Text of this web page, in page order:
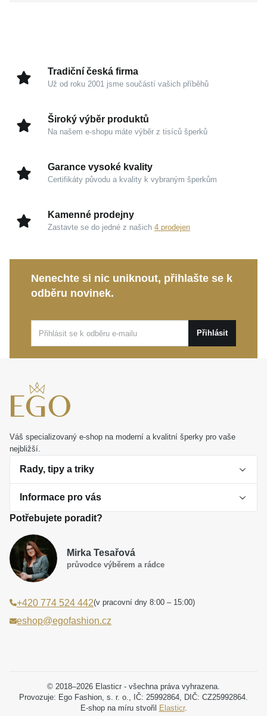
Tradiční česká firma
Už od roku 2001 jsme součástí vašich příběhů
Široký výběr produktů
Na našem e-shopu máte výběr z tisíců šperků
Garance vysoké kvality
Certifikáty původu a kvality k vybraným šperkům
Kamenné prodejny
Zastavte se do jedné z našich 4 prodejen
Nenechte si nic uniknout, přihlašte se k
odběru novinek.
Přihlásit
Váš specializovaný e-shop na moderní a kvalitní šperky pro vaše
nejbližší.
Rady, tipy a triky
O perlách
Jak vybrat perlový šperk
Dárková inspirace
Smaltované a korálkové šperky jako trend
Laboratorní diamanty jsou budoucnost
Jak správně pečovat o šperky
Informace pro vás
Obchodní podmínky
Reklamační řád
Poučení o právu na odstoupení od smlouvy
Podmínky slev a akčních nabídek
Projekt registrace ochranné známky
Potřebujete poradit?
Mirka Tesařová
průvodce výběrem a rádce
+420 774 524 442(v pracovní dny 8:00 – 15:00)
eshop@egofashion.cz
© 2018–2026 Elasticr - všechna práva vyhrazena.
Provozuje: Ego Fashion, s. r. o., IČ: 25992864, DIČ: CZ25992864.
E-shop na míru stvořil
Elasticr.